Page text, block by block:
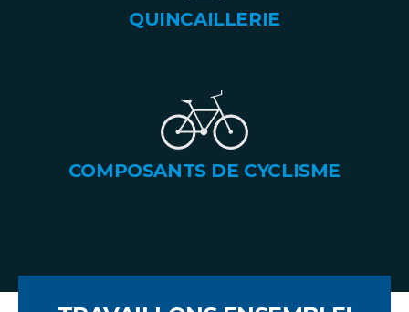
QUINCAILLERIE
COMPOSANTS DE CYCLISME